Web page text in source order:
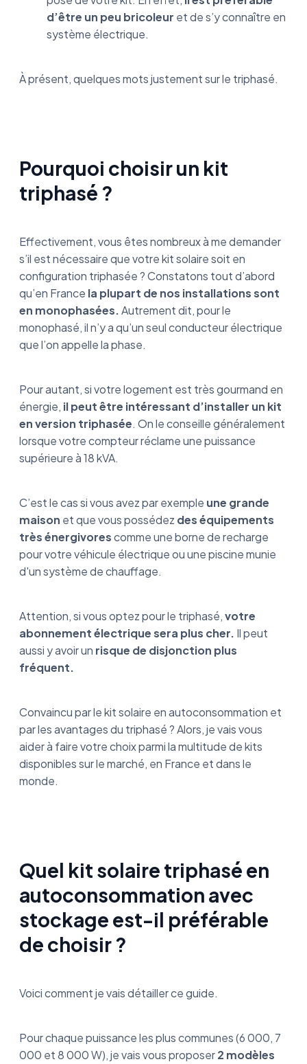
d’être un peu bricoleur et de s’y connaître en
système électrique.
À présent, quelques mots justement sur le triphasé.
Pourquoi choisir un kit
triphasé ?
Effectivement, vous êtes nombreux à me demander
s’il est nécessaire que votre kit solaire soit en
configuration triphasée ? Constatons tout d’abord
qu’en France la plupart de nos installations sont
en monophasées.Autrement dit, pour le
monophasé, il n’y a qu’un seul conducteur électrique
que l’on appelle la phase.
Pour autant, si votre logement est très gourmand en
énergie, il peut être intéressant d’installer un kit
en version triphasée. On le conseille généralement
lorsque votre compteur réclame une puissance
supérieure à 18 kVA.
C’est le cas si vous avez par exemple une grande
maison et que vous possédez des équipements
très énergivorescomme une borne de recharge
pour votre véhicule électrique ou une piscine munie
d'un système de chauffage.
Attention, si vous optez pour le triphasé,votre
abonnement électrique sera plus cher. Il peut
aussi y avoir un risque de disjonction plus
fréquent.
Convaincu par le kit solaire en autoconsommation et
par les avantages du triphasé ? Alors, je vais vous
aider à faire votre choix parmi la multitude de kits
disponibles sur le marché, en France et dans le
monde.
Quel kit solaire triphasé en
autoconsommation avec
stockage est-il préférable
de choisir ?
Voici comment je vais détailler ce guide.
Pour chaque puissance les plus communes (6 000, 7
000 et 8 000 W), je vais vous proposer2 modèles